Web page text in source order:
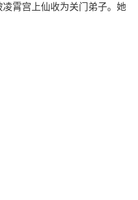
霄宫上仙收为关门弟子。她